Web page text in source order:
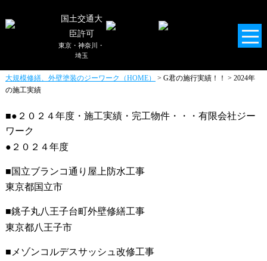
国土交通大
臣許可
東京・神奈川・
埼玉
小さな工事から
大規模修繕工事まで
施工実績の一部をご紹介！！
大規模修繕、外壁塗装のジーワーク（HOME）
> G君の施行実績！！ > 2024年
の施工実績
●２０２４年度・施工実績・完工物件・・・有限会社ジー
ワーク
●２０２４年度
国立ブランコ通り屋上防水工事
東京都国立市
銚子丸八王子台町外壁修繕工事
東京都八王子市
メゾンコルデスサッシュ改修工事